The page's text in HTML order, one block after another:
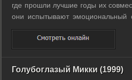
где прошли лучшие годы их
они испытывают эмоциональный
множество различных
квартиры. ...
Голубоглазый Микки (1999)